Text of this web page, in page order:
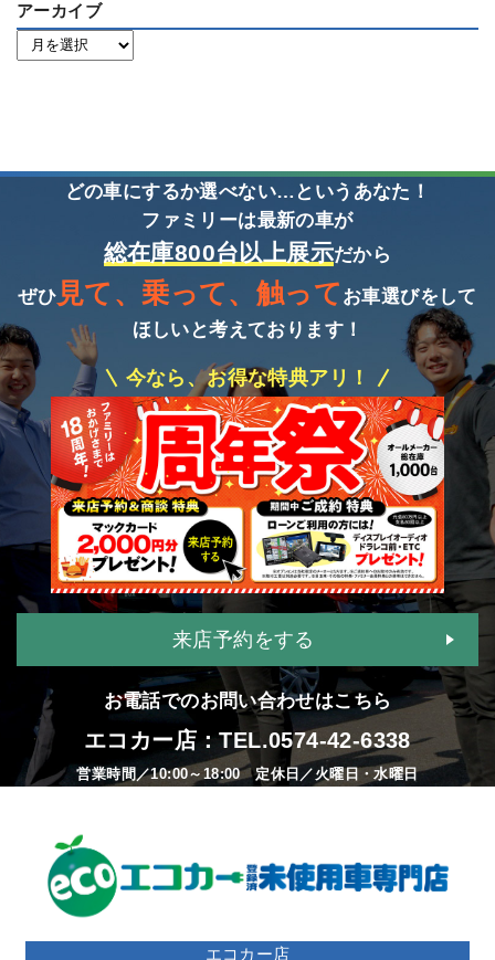
アーカイブ
どの車にするか選べない…というあなた！
ファミリーは最新の車が
総在庫800台以上展示だから
ぜひ 見て、乗って、触って お車選びをして
ほしいと考えております！
今なら、お得な特典アリ！
来店予約をする
お電話でのお問い合わせはこちら
エコカー店：TEL.0574-42-6338
営業時間／10:00～18:00 定休日／火曜日・水曜日
エコカー店